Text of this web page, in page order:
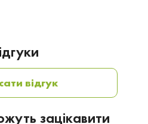
відгук
зацікавити